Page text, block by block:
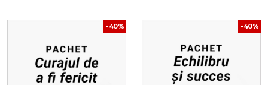
-40% -40%